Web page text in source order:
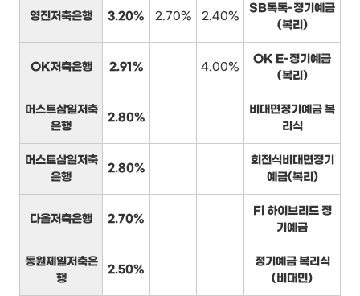
영진저축은행 3.20% 2.70% 2.40%
SB톡톡-정기예금
(복리)
OK저축은행 2.91% 4.00%
OK E-정기예금
(복리)
머스트삼일저축
은행
2.80%
비대면정기예금 복
리식
머스트삼일저축
은행
2.80%
회전식비대면정기
예금(복리)
다올저축은행 2.70%
Fi 하이브리드 정
기예금
동원제일저축은
행
2.50%
정기예금 복리식
(비대면)